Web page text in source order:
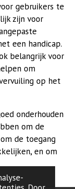
gebruikers te
zijn voor
een handicap.
belangrijk voor
om
op het
onderhouden
om de
de toegang
en om